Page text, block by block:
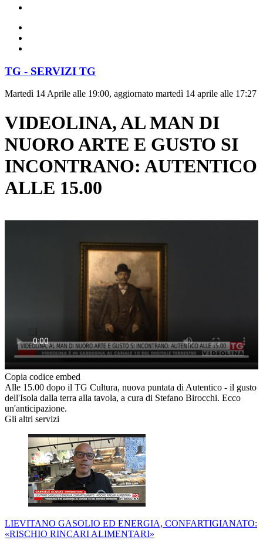
TG - SERVIZI TG
Martedì 14 Aprile alle 19:00, aggiornato martedì 14 aprile alle 17:27
VIDEOLINA, AL MAN DI
NUORO ARTE E GUSTO SI
INCONTRANO: AUTENTICO
ALLE 15.00
Copia codice embed
Alle 15.00 dopo il TG Cultura, nuova puntata di Autentico - il gusto
dell'Isola dalla terra alla tavola, a cura di Stefano Birocchi. Ecco
un'anticipazione.
Gli altri servizi
LIEVITANO GASOLIO ED ENERGIA, CONFARTIGIANATO:
«RISCHIO RINCARI ALIMENTARI»